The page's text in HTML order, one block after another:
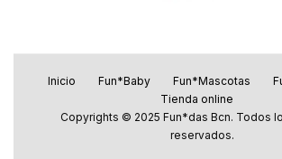
Inicio Fun*Baby Fun*Mascotas
Tienda online
Copyrights © 2025 Fun*das Bcn. Todos
reservados.